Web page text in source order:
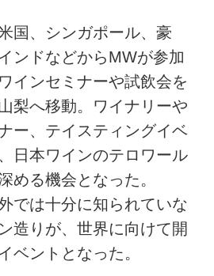
国、シンガポール、豪
ンドなどからMWが参加
インセミナーや試飲会を
梨へ移動。ワイナリーや
ー、テイスティングイベ
日本ワインのテロワール
める機会となった。
では十分に知られていな
造りが、世界に向けて開
ベントとなった。